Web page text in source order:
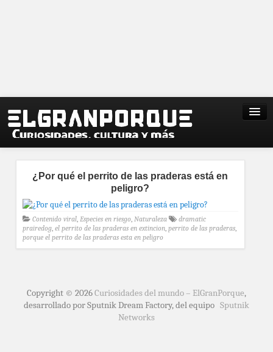
¿Por qué el perrito de las praderas está en
peligro?
Contenido viral, Especies en riesgo, Naturaleza
dramatic
prairedog, el perrito de las praderas en extincion, perrito de las praderas,
porque el perrito de las praderas esta en peligro
Copyright © 2026Curiosidades del mundo – ElGranPorque,
desarrollado por Sputnik Dream Factory, del equipo Sputnik
Networks